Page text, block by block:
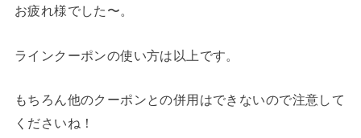
お疲れ様でした〜。
ラインクーポンの使い方は以上です。
もちろん他のクーポンとの併用はできないので注意して
くださいね！